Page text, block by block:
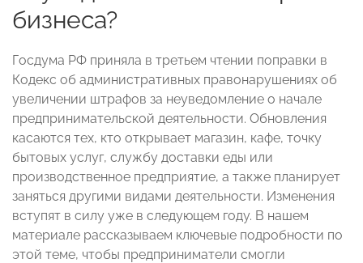
бизнеса?
Госдума РФ приняла в третьем чтении поправки в
Кодекс об административных правонарушениях об
увеличении штрафов за неуведомление о начале
предпринимательской деятельности. Обновления
касаются тех, кто открывает магазин, кафе, точку
бытовых услуг, службу доставки еды или
производственное предприятие, а также планирует
заняться другими видами деятельности. Изменения
вступят в силу уже в следующем году. В нашем
материале рассказываем ключевые подробности по
этой теме, чтобы предприниматели смогли